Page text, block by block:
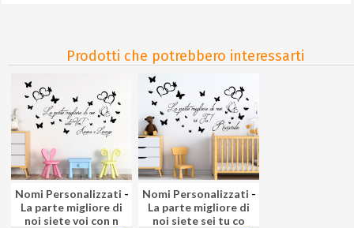
Prodotti che potrebbero interessarti
Nomi Personalizzati -
La parte migliore di
noi siete voi con n
Nomi Personalizzati -
La parte migliore di
noi siete sei tu co